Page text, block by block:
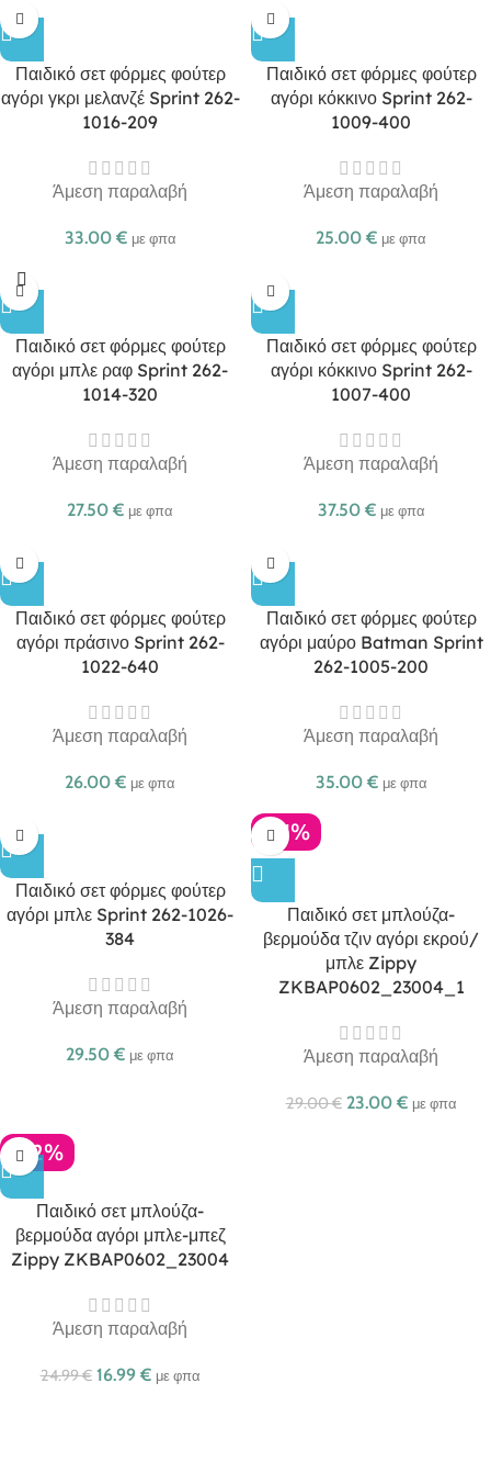
Παιδικό σετ φόρμες φούτερ
αγόρι γκρι μελανζέ Sprint 262-
1016-209
Άμεση παραλαβή
33.00 € με φπα
Παιδικό σετ φόρμες φούτερ
αγόρι κόκκινο Sprint 262-
1009-400
Άμεση παραλαβή
25.00 € με φπα
Παιδικό σετ φόρμες φούτερ
αγόρι μπλε ραφ Sprint 262-
1014-320
Άμεση παραλαβή
27.50 € με φπα
Παιδικό σετ φόρμες φούτερ
αγόρι κόκκινο Sprint 262-
1007-400
Άμεση παραλαβή
37.50 € με φπα
Παιδικό σετ φόρμες φούτερ
αγόρι πράσινο Sprint 262-
1022-640
Άμεση παραλαβή
26.00 € με φπα
Παιδικό σετ φόρμες φούτερ
αγόρι μαύρο Batman Sprint
262-1005-200
Άμεση παραλαβή
35.00 € με φπα
Παιδικό σετ φόρμες φούτερ
αγόρι μπλε Sprint 262-1026-
384
Άμεση παραλαβή
29.50 € με φπα
-21%
Παιδικό σετ μπλούζα-
βερμούδα τζιν αγόρι εκρού/
μπλε Zippy
ZKBAP0602_23004_1
Άμεση παραλαβή
29.00€ 23.00 € με φπα
-32%
Παιδικό σετ μπλούζα-
βερμούδα αγόρι μπλε-μπεζ
Zippy ZKBAP0602_23004
Άμεση παραλαβή
24.99€ 16.99 € με φπα